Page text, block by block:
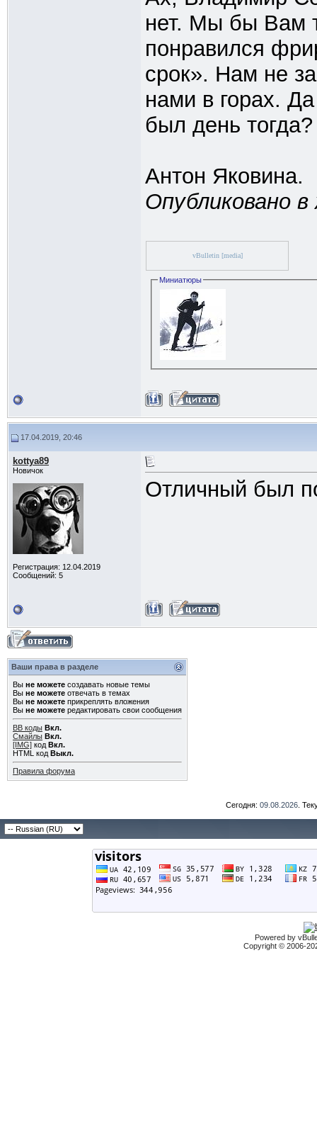
нет. Мы бы Вам
понравился
срок». Нам не
нами в горах.
был день
Антон Яковина.
Опубликовано
vBulletin [media]
Миниатюры
17.04.2019, 20:46
kottya89
Новичок
Регистрация: 12.04.2019
Сообщений: 5
Отличный был
Ваши права в разделе
Вы не можете создавать новые темы
Вы не можете отвечать в темах
Вы не можете прикреплять вложения
Вы не можете редактировать свои сообщения
BB коды Вкл.
Смайлы Вкл.
[IMG] код Вкл.
HTML код Выкл.
Правила форума
Сегодня: 09.08.2026 .
Powered by
Copyright © 2006-